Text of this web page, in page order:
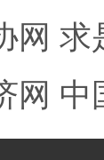
网 求
网 中